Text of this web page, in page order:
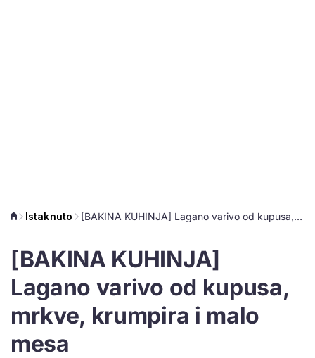
Istaknuto [BAKINA KUHINJA] Lagano varivo od kupusa, mrkve, krumpira i malo mesa
[BAKINA KUHINJA]
Lagano varivo od kupusa,
mrkve, krumpira i malo
mesa